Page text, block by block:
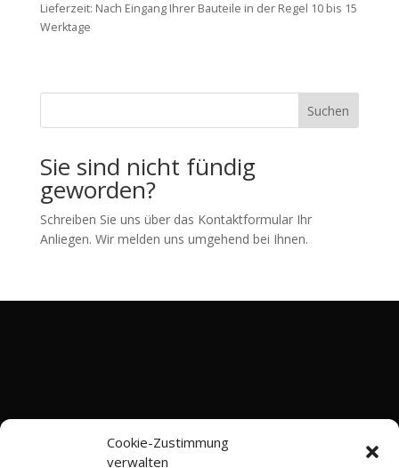
Cookie-Zustimmung
verwalten
Lieferzeit: Nach Eingang Ihrer Bauteile in der Regel 10 bis 15
Werktage
Suchen
Sie sind nicht fündig
geworden?
Schreiben Sie uns über das Kontaktformular Ihr
Anliegen. Wir melden uns umgehend bei Ihnen.